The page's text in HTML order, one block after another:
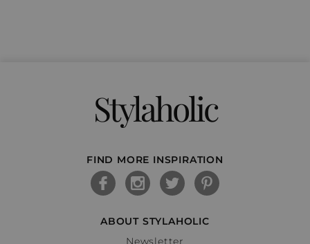
Stylaholic
FIND MORE INSPIRATION
ABOUT STYLAHOLIC
Newsletter